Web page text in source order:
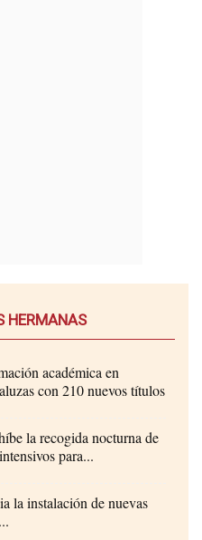
HERMANAS
académica en
con 210 nuevos títulos
la recogida nocturna de
para...
la instalación de nuevas